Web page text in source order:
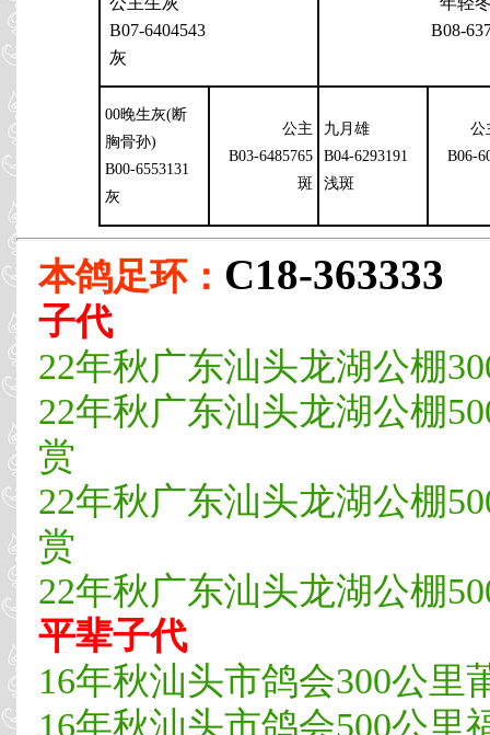
B07-6404543
灰
B08-
00晚生灰(断
胸骨孙)
B00-6553131
灰
公主
B03-6485765
斑
九月雄
B04-6293191
浅斑
公
B06-
本鸽足环： C18-363333
子代
22年秋广东汕头龙湖公棚
22年秋广东汕头龙湖公棚
赏
22年秋广东汕头龙湖公棚
赏
22年秋广东汕头龙湖公棚
平辈子代
16年秋汕头市鸽会300公里
16年秋汕头市鸽会500公里